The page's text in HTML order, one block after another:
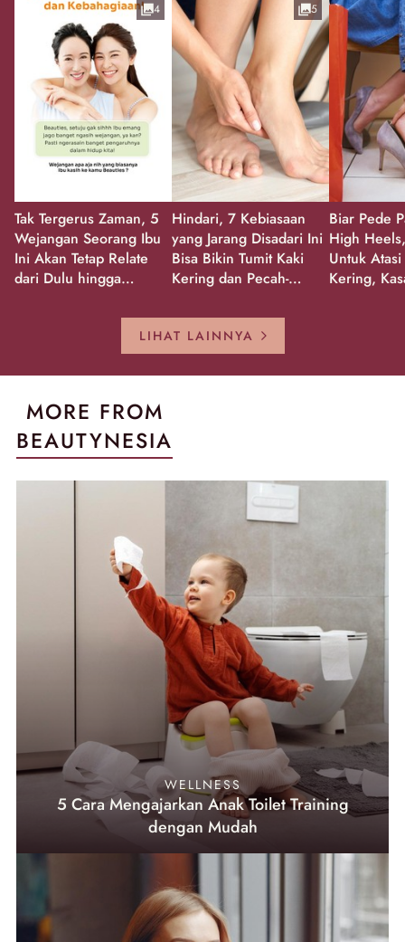
Tak Tergerus Zaman, 5
Wejangan Seorang Ibu
Ini Akan Tetap Relate
dari Dulu hingga
4
Hindari, 7 Kebiasaan
yang Jarang Disadari Ini
Bisa Bikin Tumit Kaki
Kering dan Pecah-
5
Biar Pede
High
Untuk
Kering,
LIHAT LAINNYA
MORE FROM
BEAUTYNESIA
WELLNESS
5 Cara Mengajarkan Anak Toilet Training
dengan Mudah